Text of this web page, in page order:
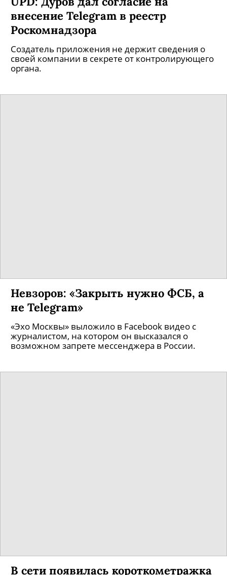
внесение Telegram в реестр
Роскомнадзора
Создатель приложения не держит сведения о
своей компании в секрете от контролирующего
органа.
Невзоров: «Закрыть нужно ФСБ, а
не Telegram»
«Эхо Москвы» выложило в Facebook видео с
журналистом, на котором он высказался о
возможном запрете мессенджера в России.
В сети появилась короткометражка